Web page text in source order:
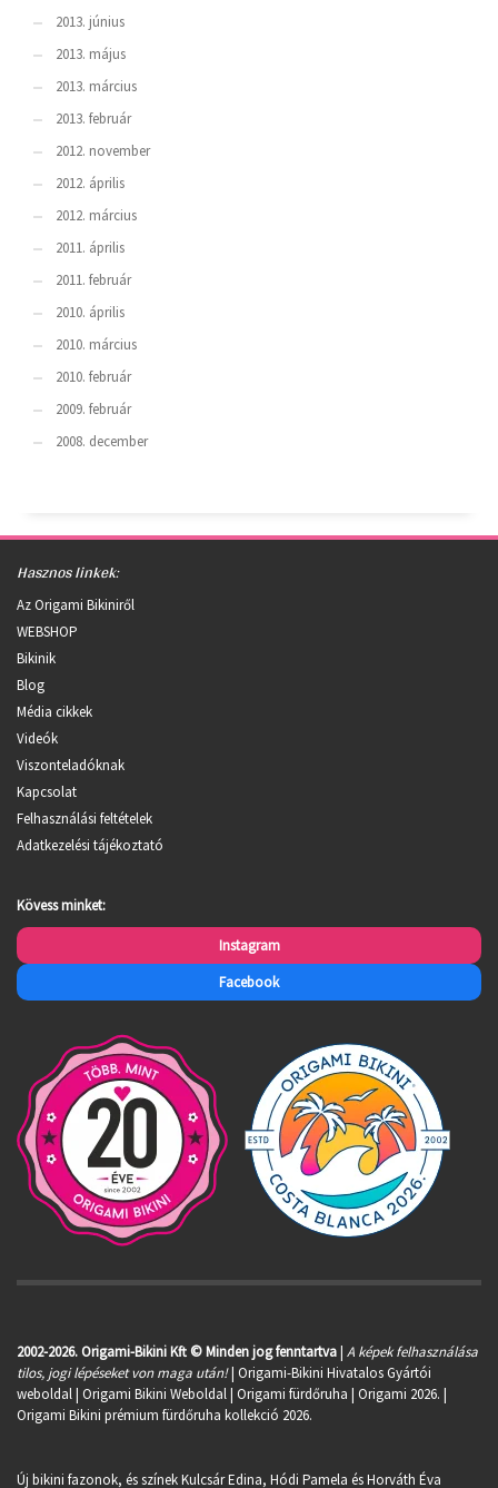
2013. június
2013. május
2013. március
2013. február
2012. november
2012. április
2012. március
2011. április
2011. február
2010. április
2010. március
2010. február
2009. február
2008. december
Hasznos linkek:
Az Origami Bikiniről
WEBSHOP
Bikinik
Blog
Média cikkek
Videók
Viszonteladóknak
Kapcsolat
Felhasználási feltételek
Adatkezelési tájékoztató
Kövess minket:
Instagram
Facebook
2002-2026. Origami-Bikini Kft © Minden jog fenntartva| A képek felhasználása
tilos, jogi lépéseket von maga után!| Origami-Bikini Hivatalos Gyártói
weboldal | Origami Bikini Weboldal | Origami fürdőruha | Origami 2026. |
Origami Bikini prémium fürdőruha kollekció 2026.
Új bikini fazonok, és színek Kulcsár Edina, Hódi Pamela és Horváth Éva